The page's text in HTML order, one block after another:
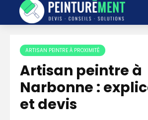
ARTISAN PEINTRE À PROXIMITÉ
Artisan peintre à
Narbonne :
et devis